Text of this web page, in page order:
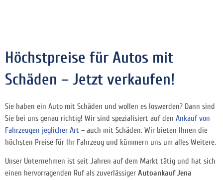
Höchstpreise für Autos mit
Schäden – Jetzt verkaufen!
Sie haben ein Auto mit Schäden und wollen es loswerden? Dann sind
Sie bei uns genau richtig! Wir sind spezialisiert auf den Ankauf von
Fahrzeugen jeglicher Art – auch mit Schäden. Wir bieten Ihnen die
höchsten Preise für Ihr Fahrzeug und kümmern uns um alles Weitere.
Unser Unternehmen ist seit Jahren auf dem Markt tätig und hat sich
einen hervorragenden Ruf als zuverlässigerAutoankauf Jena